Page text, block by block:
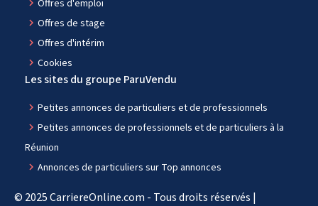
navigate_next Offres d'emploi
navigate_next Offres de stage
navigate_next Offres d'intérim
navigate_next Cookies
Les sites du groupe ParuVendu
navigate_next Petites annonces de particuliers et de professionnels
navigate_next Petites annonces de professionnels et de particuliers à la
Réunion
navigate_next Annonces de particuliers sur Top annonces
© 2025 CarriereOnline.com - Tous droits réservés |